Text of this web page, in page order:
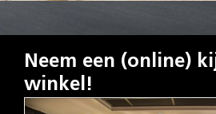
Neem een (online)
winkel!